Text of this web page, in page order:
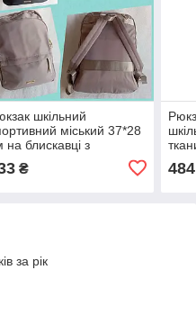
шкільний
міський 37*28
на блискавці з
Luna
₴ 484
за рік